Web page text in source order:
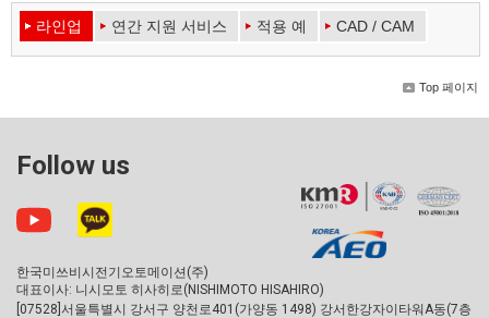
라인업 연간 지원 서비스 적용 예 CAD / CAM
Top 페이지
Follow us
한국미쓰비시전기오토메이션(주)
대표이사: 니시모토 히사히로(NISHIMOTO HISAHIRO)
[07528]서울특별시 강서구 양천로401(가양동 1498) 강서한강자이타워A동(7층